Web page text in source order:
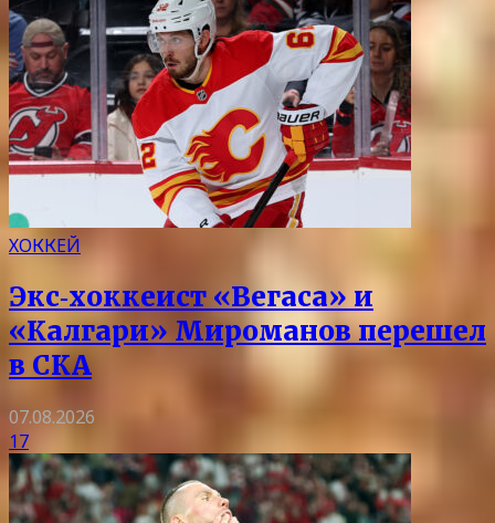
ХОККЕЙ
Экс‑хоккеист «Вегаса» и
«Калгари» Мироманов перешел
в СКА
07.08.2026
17